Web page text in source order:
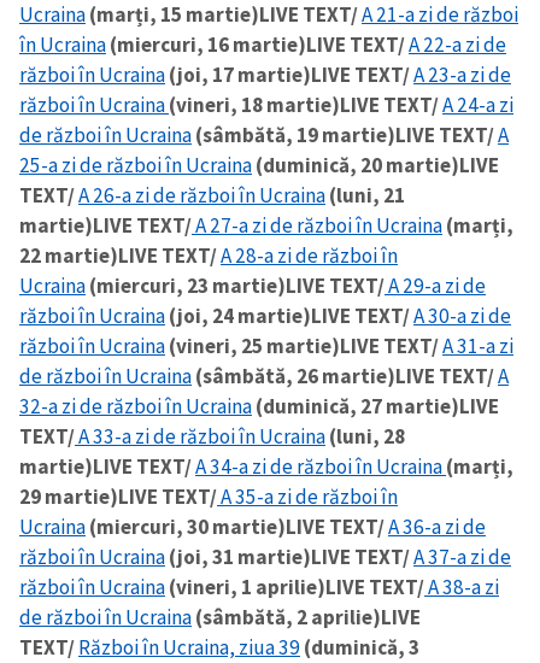
SUSȚINE
Ucraina(marți, 15 martie)LIVE TEXT/A 21-a zi de război
în Ucraina(miercuri, 16 martie)LIVE TEXT/A 22-a zi de
război în Ucraina(joi, 17 martie)LIVE TEXT/A 23-a zi de
război în Ucraina(vineri, 18 martie)LIVE TEXT/A 24-a zi
de război în Ucraina(sâmbătă, 19 martie)LIVE TEXT/A
25-a zi de război în Ucraina(duminică, 20 martie)LIVE
TEXT/A 26-a zi de război în Ucraina(luni, 21
martie)LIVE TEXT/A 27-a zi de război în Ucraina(marți,
22 martie)LIVE TEXT/A 28-a zi de război în
Ucraina(miercuri, 23 martie)LIVE TEXT/A 29-a zi de
război în Ucraina(joi, 24 martie)LIVE TEXT/A 30-a zi de
război în Ucraina(vineri, 25 martie)LIVE TEXT/A 31-a zi
de război în Ucraina(sâmbătă, 26 martie)LIVE TEXT/A
32-a zi de război în Ucraina(duminică, 27 martie)LIVE
TEXT/A 33-a zi de război în Ucraina(luni, 28
martie)LIVE TEXT/A 34-a zi de război în Ucraina(marți,
29 martie)LIVE TEXT/A 35-a zi de război în
Ucraina(miercuri, 30 martie)LIVE TEXT/A 36-a zi de
război în Ucraina(joi, 31 martie)LIVE TEXT/A 37-a zi de
război în Ucraina(vineri, 1 aprilie)LIVE TEXT/A 38-a zi
de război în Ucraina(sâmbătă, 2 aprilie)LIVE
TEXT/Război în Ucraina, ziua 39(duminică, 3